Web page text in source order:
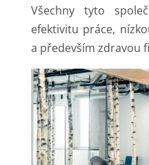
Všechny tyto
efektivitu práce,
a především zdravou